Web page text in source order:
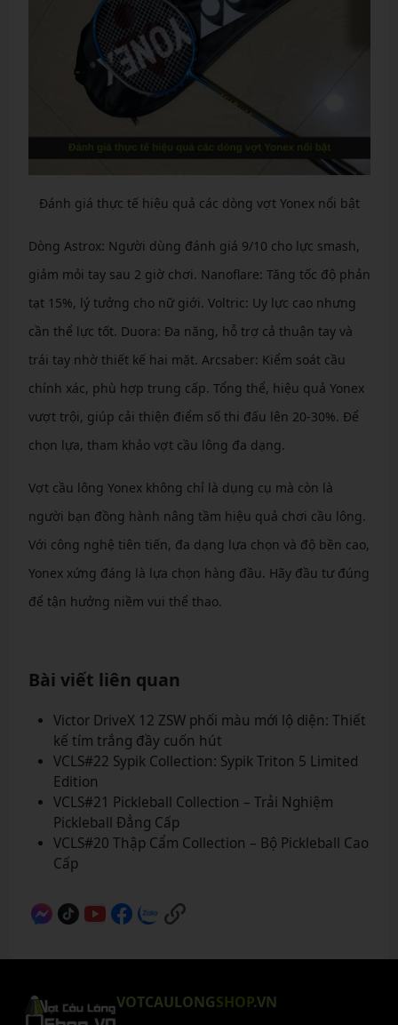
Đánh giá thực tế hiệu quả các dòng vợt Yonex nổi bật
Dòng Astrox: Người dùng đánh giá 9/10 cho lực smash,
giảm mỏi tay sau 2 giờ chơi. Nanoflare: Tăng tốc độ phản
tạt 15%, lý tưởng cho nữ giới. Voltric: Uy lực cao nhưng
cần thể lực tốt. Duora: Đa năng, hỗ trợ cả thuận tay và
trái tay nhờ thiết kế hai mặt. Arcsaber: Kiểm soát cầu
chính xác, phù hợp trung cấp. Tổng thể, hiệu quả Yonex
vượt trội, giúp cải thiện điểm số thi đấu lên 20-30%. Để
chọn lựa, tham khảo vợt cầu lông đa dạng.
Vợt cầu lông Yonex không chỉ là dụng cụ mà còn là
người bạn đồng hành nâng tầm hiệu quả chơi cầu lông.
Với công nghệ tiên tiến, đa dạng lựa chọn và độ bền cao,
Yonex xứng đáng là lựa chọn hàng đầu. Hãy đầu tư đúng
để tận hưởng niềm vui thể thao.
Bài viết liên quan
Victor DriveX 12 ZSW phối màu mới lộ diện: Thiết
kế tím trắng đầy cuốn hút
VCLS#22 Sypik Collection: Sypik Triton 5 Limited
Edition
VCLS#21 Pickleball Collection – Trải Nghiệm
Pickleball Đẳng Cấp
VCLS#20 Thập Cẩm Collection – Bộ Pickleball Cao
Cấp
VOTCAULONGSHOP.VN